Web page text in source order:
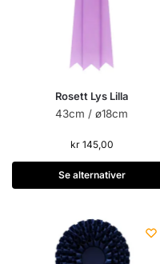
Rosett Lys Lilla
43cm / ø18cm
kr145,00
Se alternativer